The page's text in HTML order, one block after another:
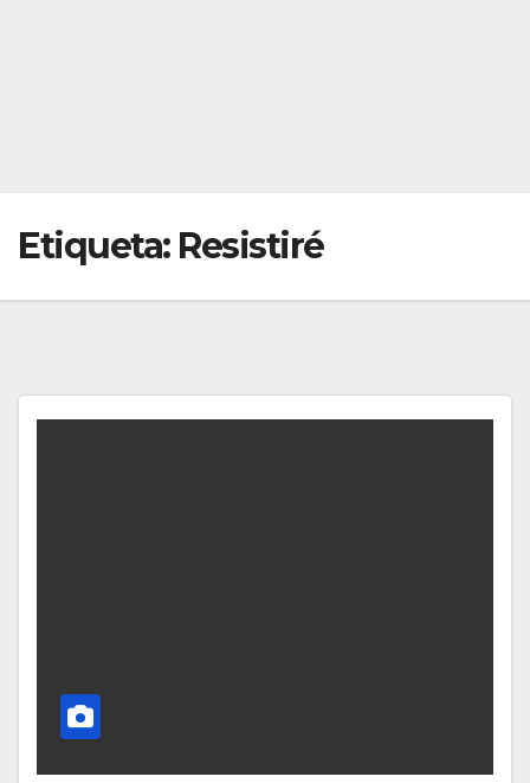
Etiqueta: Resistiré